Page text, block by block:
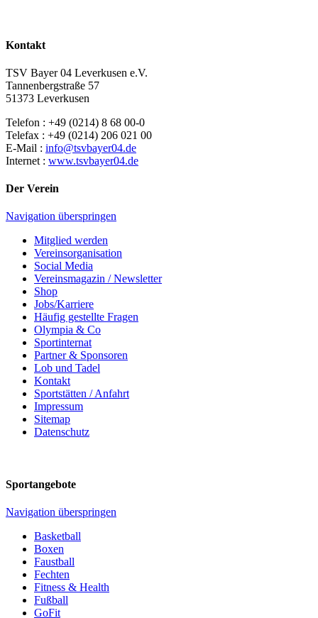
Kontakt
TSV Bayer 04 Leverkusen e.V.
Tannenbergstraße 57
51373 Leverkusen
Telefon : +49 (0214) 8 68 00-0
Telefax : +49 (0214) 206 021 00
E-Mail : info@tsvbayer04.de
Internet : www.tsvbayer04.de
Der Verein
Navigation überspringen
Mitglied werden
Vereinsorganisation
Social Media
Vereinsmagazin / Newsletter
Shop
Jobs/Karriere
Häufig gestellte Fragen
Olympia & Co
Sportinternat
Partner & Sponsoren
Lob und Tadel
Kontakt
Sportstätten / Anfahrt
Impressum
Sitemap
Datenschutz
Sportangebote
Navigation überspringen
Basketball
Boxen
Faustball
Fechten
Fitness & Health
Fußball
GoFit